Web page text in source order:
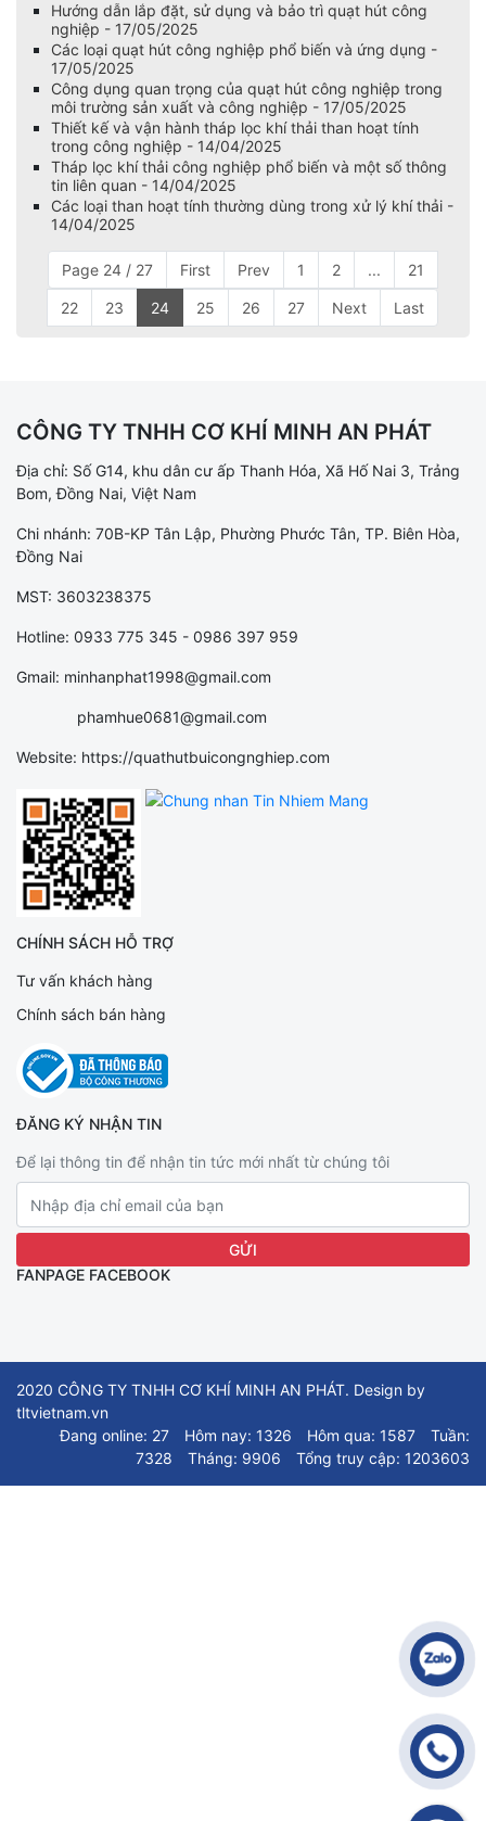
Hướng dẫn lắp đặt, sử dụng và bảo trì quạt hút công
nghiệp - 17/05/2025
Các loại quạt hút công nghiệp phổ biến và ứng dụng -
17/05/2025
Công dụng quan trọng của quạt hút công nghiệp trong
môi trường sản xuất và công nghiệp - 17/05/2025
Thiết kế và vận hành tháp lọc khí thải than hoạt tính
trong công nghiệp - 14/04/2025
Tháp lọc khí thải công nghiệp phổ biến và một số thông
tin liên quan - 14/04/2025
Các loại than hoạt tính thường dùng trong xử lý khí thải -
14/04/2025
Page 24 / 27 First Prev 1 2 ... 21
22 23 24 25 26 27 Next Last
CÔNG TY TNHH CƠ KHÍ MINH AN PHÁT
Địa chỉ: Số G14, khu dân cư ấp Thanh Hóa, Xã Hố Nai 3, Trảng
Bom, Đồng Nai, Việt Nam
Chi nhánh: 70B-KP Tân Lập, Phường Phước Tân, TP. Biên Hòa,
Đồng Nai
MST: 3603238375
Hotline: 0933 775 345 - 0986 397 959
Gmail: minhanphat1998@gmail.com
phamhue0681@gmail.com
Website: https://quathutbuicongnghiep.com
CHÍNH SÁCH HỖ TRỢ
Tư vấn khách hàng
Chính sách bán hàng
ĐĂNG KÝ NHẬN TIN
Để lại thông tin để nhận tin tức mới nhất từ chúng tôi
FANPAGE FACEBOOK
2020 CÔNG TY TNHH CƠ KHÍ MINH AN PHÁT. Design by
tltvietnam.vn
Đang online: 27
Hôm nay: 1326 Hôm qua: 1587
Tuần:
7328
Tháng: 9906 Tổng truy cập: 1203603